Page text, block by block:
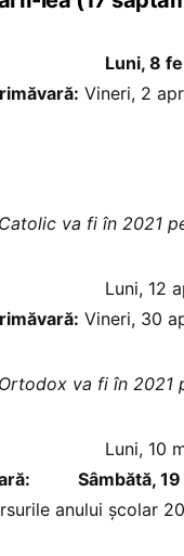
Luni, 8
Vineri, 2
va fi în 2021
12 aprilie
Vineri, 30
va fi în 2021
10 mai 2021
Sâmbătă, 19
anului şcolar